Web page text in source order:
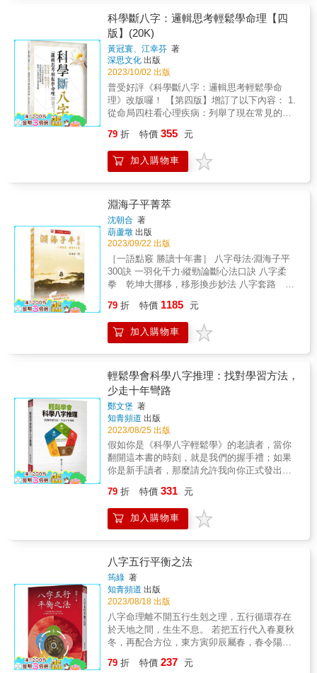
的發明，歷經千年的驗證，你不可不信！ 一個
人出生的年、月、日、時，以天干地支標示，
共由四組的天干地支組成，就是所謂的「先天
八字」。其中隱含著一個人一生的運勢，及與
外在環境的關係。 人的命運是可知、可預測
的，八字學大師何榮柱以其將近三十年研究與
實務經驗，告訴你如何以出生時間來預測命運
的運動方向，開創人生新格局！ 本書特色 ＊研
究八字學新手必備教材，入門最佳指引。 ＊以
淺顯易懂的教學方式編排，讓一些想學八字的
科學斷八字：邏輯思考輕鬆學命理【四
版】(20K)
黃冠寰、江幸芬 著
深思文化 出版
2023/10/02 出版
普受好評《科學斷八字：邏輯思考輕鬆學命
理》改版囉！ 【第四版】增訂了以下內容： 1.
從命局四柱看心理疾病：列舉了現在常見的身
恐慌症、思覺失調症、過動症、亞斯伯格症候
群命，並用命理的角度，提供面對這些疾病的
建議。 2.醫理與命理的結合：八字命理和當代
「八卦頭針」和「八卦手掌點穴療法」，也可
以根據八字命局看到的沖剋起伏，來做更好的
預防和調養。 3.在附錄「排盤需知的細節」
中，說明出生當地時辰、夏令節約時間的問
題，教你如何根據經度，算出真太陽生辰時
間，並舉例說明節氣接界處排盤要注意的事
項。 ★★★★★★★ 八字命理其實是科學的！
本書是由工程博士黃冠寰教授所作， 作者從科
學教育的基礎， 盼為八字命理奠定下科學思
手中的生活法則。 本書的科學命理．能幫助您
破除迷信， 解決人生的疑惑．讓您的人生順
遂！ 作者為清華大學工程博士，曾發表過國際
級會議論文及SCI英文期刊論文數十篇，近年並
連續數年榮登Marquis世界名人錄，這樣一位擁
有邏輯思維的專業科學家要告訴你：八字命理
其實是科學的！ 如何科學？以做研究的態度學
習命理，遍覽群書，剔除傳統命理邏輯不通、
論述不對之處。最後以木火土金水及陰陽五行
相生剋合為中心思想，建構出一套完整有系統
的論證法，依此法再廣為蒐集案例，持續追蹤
命主動向，來回印證，並根據許多為別人論命
現今世界局勢與自然環境變遷越來越快，各項
社會制度與價值觀也面臨重大轉型，生活不再
單純穩定，人心惶惶，我們都更需要一種可確
術，可幫助人了解自己生命中「天生」的部
分，正是一份不會隨著外在環境而變的指南，
包含我們的優勢、缺點、特質、人際關係等，
以及中國獨有的人生智慧。 使用本書科學論證
法解析出屬於自己的人生指南，配合自然節氣
變化作出因應，便能讓我們於開創自己「後
天」的路上不致迷失，進而人生順遂，臻於圓
滿。 ★★★各卷摘要 【卷之一／卷之二】讀者
先閱讀一些案例，首先了解八字命理的論命法
79 折 特價 355 元
加入購物車
淵海子平菁萃
沈朝合 著
葫蘆墩 出版
2023/09/22 出版
［一語點竅 勝讀十年書］ 八字母法‧淵海子平
300訣 一羽化千力‧縱勁論斷心法口訣 八字柔
拳 乾坤大挪移，移形換步妙法 八字套路 對
在《滴天髓》，鐵口直斷之秘術口訣則隱於
《淵海子平》。《淵海子平菁萃》是作者沈朝
合繼《滴天髓菁萃》之後，解讀古文命學經典
之心法：〈一眼窺秘〉、〈彈指攻略〉、〈八
字套路˙對招拆招〉、〈縱勁論斷〉、〈八字柔
拳〉、〈乾坤大挪移〉，透過127個案例反覆演
練，揭開八字命學神秘面紗。這是一本有意成
為專業命師必讀教本，也是初學者鑽研命學最
佳捷徑秘笈。只要稍懂八字基礎，循序漸進閱
讀學習，即可融會貫通而登命學堂奧。 擁有
《淵海子平菁萃》，如詣寶所。 &
79 折 特價 1185 元
加入購物車
輕鬆學會科學八字推理：找對學習方法，
少走十年彎路
鄭文堡 著
知青頻道 出版
2023/08/25 出版
假如你是《科學八字輕鬆學》的老讀者，當你
翻開這本書的時刻，就是我們的握手禮；如果
你是新手讀者，那麼請允許我向你正式發出邀
八字的神奇之旅！」 這本書歴時三年辛苦著
作，每一天清晨時光，我皆一如往常連結內在
的高我，用心、用腦敲打著鍵盤上每一個按
進的 AI ChatGPT 技術，抄襲一些沒情感、沒
溫度的內容。對我來說，用心創作，才能談得
上真材實料的學術。 從本書開始，我將帶領你
一起顛覆並打破舊有的八字思維。你是否有思
考過，假如你認為我的「學理」是對的，你壓
根兒就不必買這本書，也用不著跟我學習，因
為證明你是懂的；但是，假如你認為我不對的
那個部分，是我有而你沒有，恰恰是你最需要
跟我學習的。記住這句話 :「你所排斥的，就是
79 折 特價 331 元
加入購物車
八字五行平衡之法
筠綠 著
知青頻道 出版
2023/08/18 出版
八字命理離不開五行生剋之理，五行循環存在
於天地之間，生生不息。 若把五行代入春夏秋
冬，再配合方位，東方寅卯辰屬春，春令陽和
西方申酉戌屬秋，秋令寒肅收斂為金；北方亥
79 折 特價 237 元